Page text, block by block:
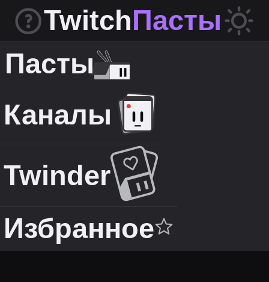
TwitchПасты
Пасты
Каналы
Twinder
Избранное